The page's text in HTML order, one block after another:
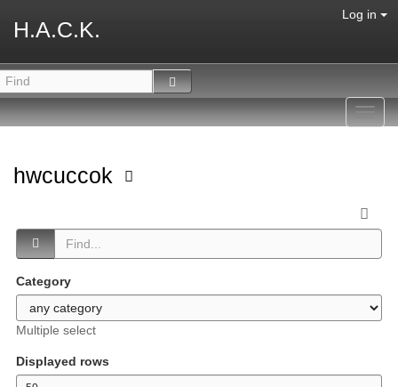
H.A.C.K.
Log in
hwcuccok
Category
Multiple select
Displayed rows